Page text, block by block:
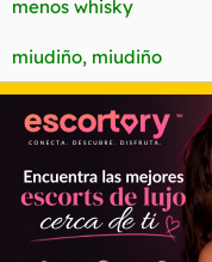
menos whisky
miudiño, miudiño